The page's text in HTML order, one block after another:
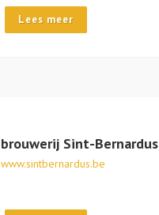
Lees meer
brouwerij Sint-Bernardus
www.sintbernardus.be